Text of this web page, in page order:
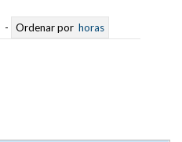
- Ordenar por horas